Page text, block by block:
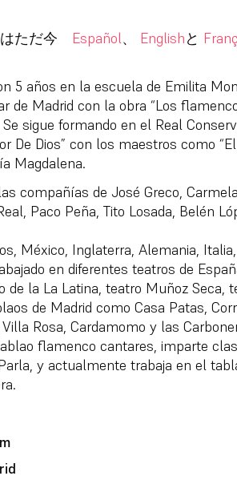
ただ今 Español、 Englishと
5 años en la escuela de Emilita
de Madrid con la obra “Los
sigue formando en el Real
De Dios” con los maestros como “El
Magdalena.
compañías de José Greco,
Paco Peña, Tito Losada, Belén
México, Inglaterra, Alemania,
en diferentes teatros de
la La Latina, teatro Muñoz Seca,
de Madrid como Casa Patas,
Rosa, Cardamomo y las
flamenco cantares, imparte
y actualmente trabaja en el